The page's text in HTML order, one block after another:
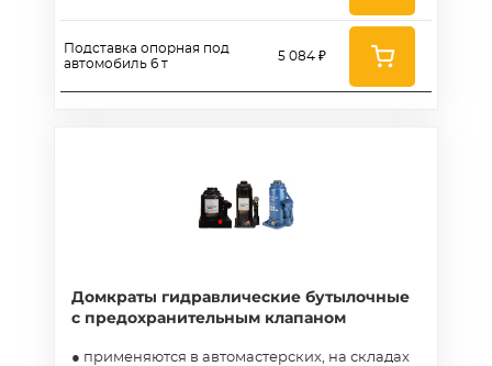
Подставка опорная под
автомобиль 6 т
5 084 ₽
Домкраты гидравлические бутылочные
с предохранительным клапаном
● применяются в автомастерских, на складах